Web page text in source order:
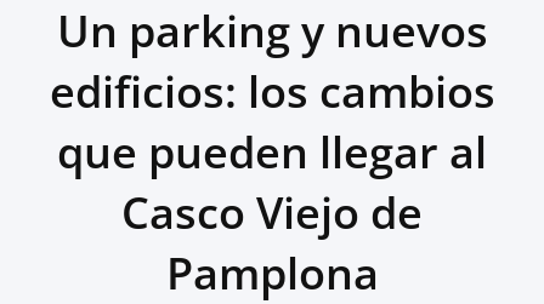
Un parking y nuevos
edificios: los cambios
que pueden llegar al
Casco Viejo de
Pamplona